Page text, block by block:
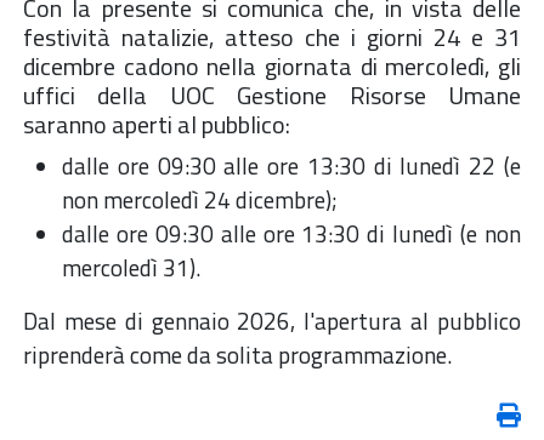
Con la presente si comunica che, in vista delle
festività natalizie, atteso che i giorni 24 e 31
dicembre cadono nella giornata di mercoledì, gli
uffici della UOC Gestione Risorse Umane
saranno aperti al pubblico:
dalle ore 09:30 alle ore 13:30 di lunedì 22 (e
non mercoledì 24 dicembre);
dalle ore 09:30 alle ore 13:30 di lunedì (e non
mercoledì 31).
Dal mese di gennaio 2026, l'apertura al pubblico
riprenderà come da solita programmazione.